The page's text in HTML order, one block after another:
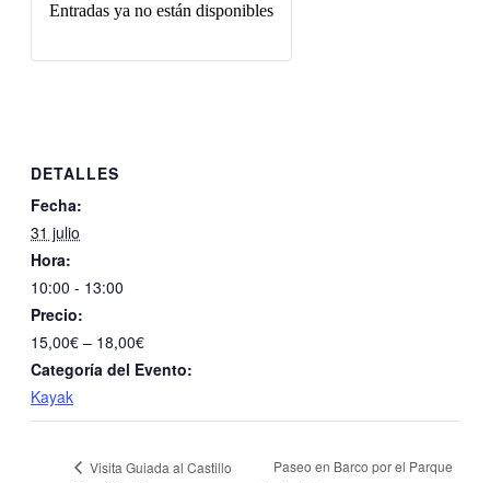
DETALLES
Fecha:
31 julio
Hora:
10:00 - 13:00
Precio:
15,00€ – 18,00€
Categoría del Evento:
Kayak
Entradas ya no están disponibles
Visita Guiada al Castillo
Paseo en Barco por el Parque